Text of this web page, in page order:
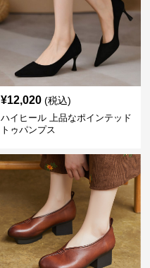
¥12,020 (税込)
ハイヒール 上品なポインテッド
トゥパンプス